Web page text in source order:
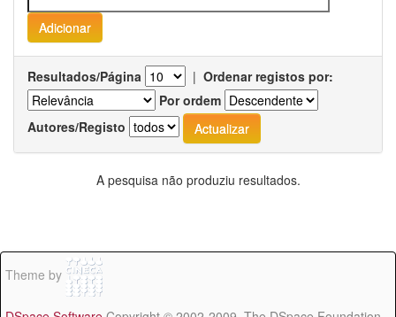
Resultados/Página | Ordenar registos por:
Por ordem
Autores/Registo
A pesquisa não produziu resultados.
Theme by